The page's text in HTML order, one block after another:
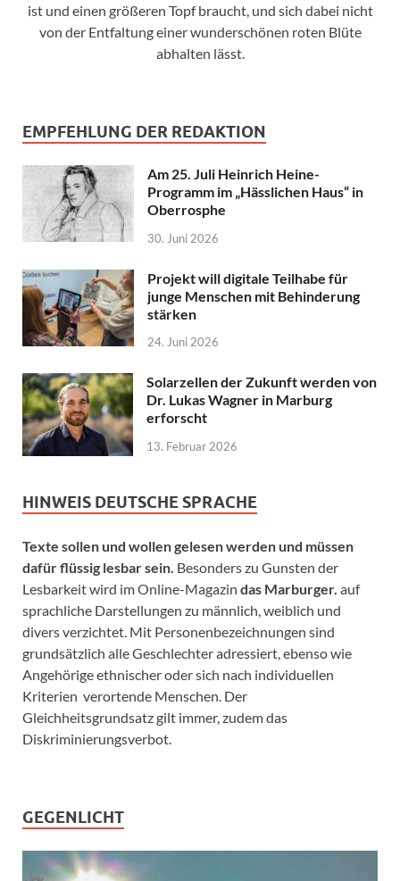
ist und einen größeren Topf braucht, und sich dabei nicht
von der Entfaltung einer wunderschönen roten Blüte
abhalten lässt.
EMPFEHLUNG DER REDAKTION
Am 25. Juli Heinrich Heine-
Programm im „Hässlichen Haus“ in
Oberrosphe
30. Juni 2026
Projekt will digitale Teilhabe für
junge Menschen mit Behinderung
stärken
24. Juni 2026
Solarzellen der Zukunft werden von
Dr. Lukas Wagner in Marburg
erforscht
13. Februar 2026
HINWEIS DEUTSCHE SPRACHE
Texte sollen und wollen gelesen werden und müssen
dafür flüssig lesbar sein. Besonders zu Gunsten der
Lesbarkeit wird im Online-Magazin das Marburger. auf
sprachliche Darstellungen zu männlich, weiblich und
divers verzichtet. Mit Personenbezeichnungen sind
grundsätzlich alle Geschlechter adressiert, ebenso wie
Angehörige ethnischer oder sich nach individuellen
Kriterien verortende Menschen. Der
Gleichheitsgrundsatz gilt immer, zudem das
Diskriminierungsverbot.
GEGENLICHT